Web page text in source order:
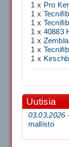
1 x Pro
1 x
1 x
1 x 40883
1 x
1 x
1 x
Uutisia
03.03.2026
mallisto